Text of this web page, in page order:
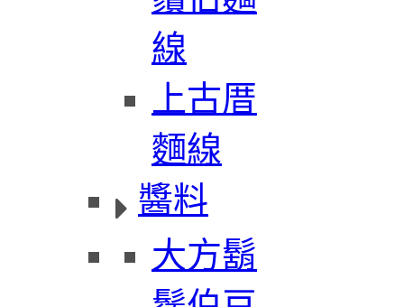
線
上古厝
麵線
醬料
大方鬍